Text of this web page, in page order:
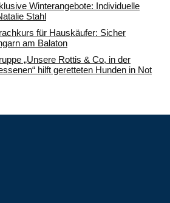
Winterangebote: Individuelle
Stahl
für Hauskäufer: Sicher
am Balaton
„Unsere Rottis & Co, in der
hilft geretteten Hunden in Not